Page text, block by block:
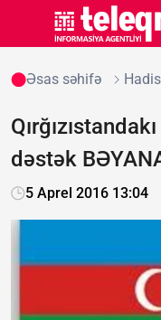
Əsas səhifə
dəstək
5 Aprel 2016 13:04